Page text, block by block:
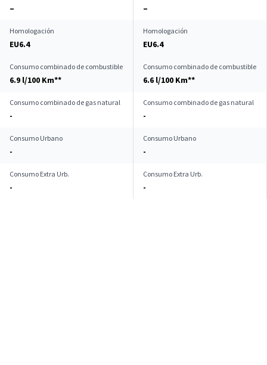
– –
Homologación
EU6.4
Homologación
EU6.4
Consumo combinado de combustible
6.9 l/100 Km**
Consumo combinado de combustible
6.6 l/100 Km**
Consumo combinado de gas natural
-
Consumo combinado de gas natural
-
Consumo Urbano
-
Consumo Urbano
-
Consumo Extra Urb.
-
Consumo Extra Urb.
-